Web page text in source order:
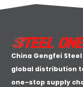
China Gengfei
global distribution
one-stop supply